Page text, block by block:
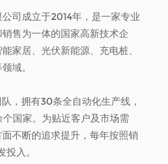
司成立于2014年，是一家专业
售为一体的国家高新技术企
家居、光伏新能源、充电桩、
域。
，拥有30条全自动化生产线，
国家。为贴近客户及市场需
不断的追求提升，每年按照销
入。